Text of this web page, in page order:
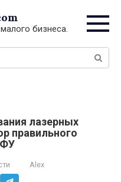
бизнеса.
лазерных
правильного
Alex